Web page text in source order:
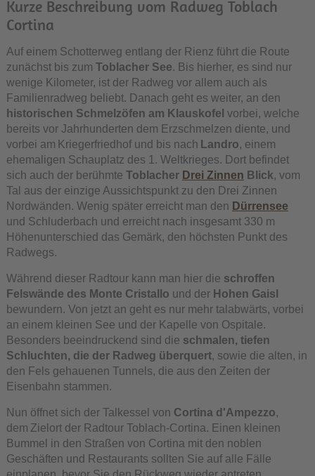
Kurze Beschreibung vom Radweg Toblach
Cortina
Auf einem Schotterweg entlang der Rienz führt die Route
zunächst bis zum Toblacher See. Bis hierher, es sind nur
wenige Kilometer, ist der Radweg vor allem auch als
Familienradweg beliebt. Danach geht es weiter, an den
historischen Schmelzöfen am Klauskofel vorbei, welche
bereits vor Jahrhunderten dem Erzschmelzen diente, und
vorbei am Kriegerfriedhof und bis nach Landro, einem
ehemaligen Schauplatz des 1. Weltkrieges. Dort befindet
sich auch der berühmte Toblacher Drei Zinnen Blick, vom
Tal aus der einzige Aussichtspunkt zu den Drei Zinnen
Nordwänden. Wenig später erreicht man den Dürrensee
und Schluderbach und erreicht nach insgesamt 330 m
Höhenunterschied das Gemärk, den höchsten Punkt des
Radwegs.
Während dieser Radtour kann man hier die schroffen
Felswände des Monte Cristallo und der Hohen Gaisl
bewundern. Von jetzt an geht es nur mehr talabwärts, vorbei
an einem kleinen See und der Kapelle von Ospitale.
Besonders beeindruckend sind die schmalen, tiefen
Schluchten, die der Radweg überquert, sowie die alten, in
den Fels gehauenen Tunnels, die aus den Zeiten der
Eisenbahn stammen.
Nun öffnet sich der Talkessel von Cortina d'Ampezzo,
dem Zielort der Radtour Toblach-Cortina. Einen kleinen
Bummel in den Straßen von Cortina mit den noblen
Geschäften und Restaurants sollten Sie auf alle Fälle